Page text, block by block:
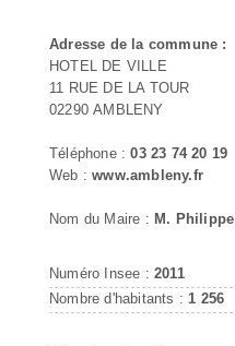
Adresse de la commune :
HOTEL DE VILLE
11 RUE DE LA TOUR
02290 AMBLENY
Téléphone :03 23 74 20 19
Web :www.ambleny.fr
Nom du Maire : M.
Numéro Insee : 2011
Nombre d'habitants : 1 256